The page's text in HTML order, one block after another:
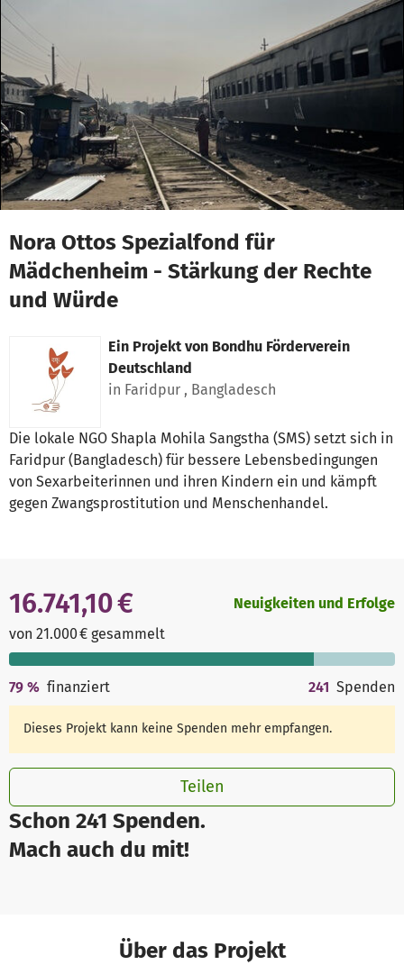
Nora Ottos Spezialfond für
Mädchenheim - Stärkung der Rechte
und Würde
Ein Projekt von Bondhu Förderverein
Deutschland
in Faridpur , Bangladesch
Die lokale NGO Shapla Mohila Sangstha (SMS) setzt sich in
Faridpur (Bangladesch) für bessere Lebensbedingungen
von Sexarbeiterinnen und ihren Kindern ein und kämpft
gegen Zwangsprostitution und Menschenhandel.
Schon 241 Spenden.
Mach auch du mit!
16.741,10 €
von 21.000 € gesammelt
Neuigkeiten und Erfolge
79 % finanziert 241 Spenden
Dieses Projekt kann keine Spenden mehr empfangen.
Teilen
Über das Projekt